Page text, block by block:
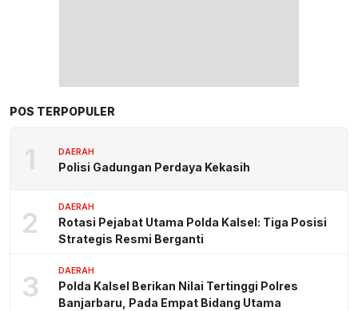
POS TERPOPULER
1 DAERAH
Polisi Gadungan Perdaya Kekasih
2 DAERAH
Rotasi Pejabat Utama Polda Kalsel: Tiga Posisi
Strategis Resmi Berganti
3 DAERAH
Polda Kalsel Berikan Nilai Tertinggi Polres
Banjarbaru, Pada Empat Bidang Utama